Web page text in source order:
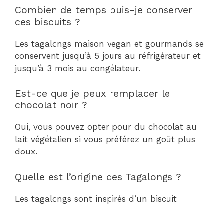
Combien de temps puis-je conserver
ces biscuits ?
Les tagalongs maison vegan et gourmands se
conservent jusqu’à 5 jours au réfrigérateur et
jusqu’à 3 mois au congélateur.
Est-ce que je peux remplacer le
chocolat noir ?
Oui, vous pouvez opter pour du chocolat au
lait végétalien si vous préférez un goût plus
doux.
Quelle est l’origine des Tagalongs ?
Les tagalongs sont inspirés d’un biscuit